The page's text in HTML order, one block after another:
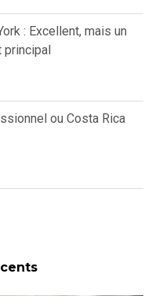
: Excellent, mais un
ou Costa Rica